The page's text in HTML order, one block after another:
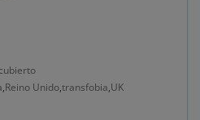
,Reino Unido,transfobia,UK